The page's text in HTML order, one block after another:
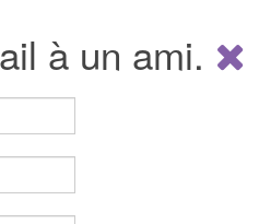
à un ami.